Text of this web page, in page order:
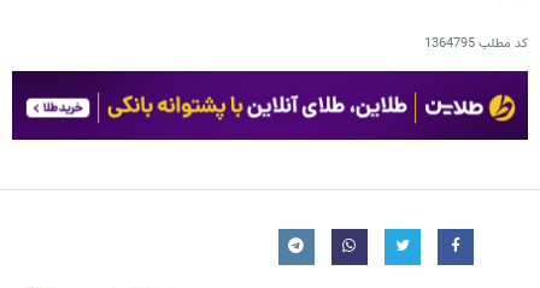
کد مطلب1364795